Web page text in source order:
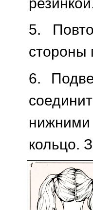
5.
стороны
6.
нижними
кольцо.